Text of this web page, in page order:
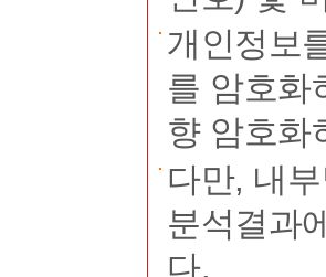
개인정보
를 암호화
향 암호화
다만, 내
분석결과
다.